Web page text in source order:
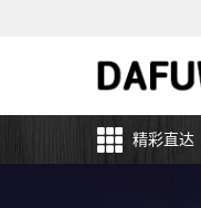
精彩直达